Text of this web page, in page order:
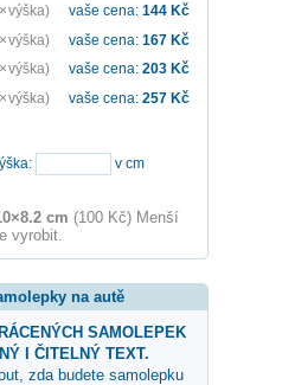
výška) vaše cena: 144 Kč
výška) vaše cena: 167 Kč
výška) vaše cena: 203 Kč
výška) vaše cena: 257 Kč
v cm
cm (100 Kč) Menší
vyrobit.
na autě
SAMOLEPEK
I ČITELNÝ TEXT.
zda budete samolepku